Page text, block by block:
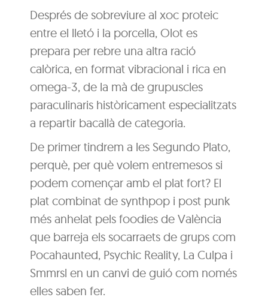
Després de sobreviure al xoc proteic
entre el lletó i la porcella, Olot es
prepara per rebre una altra ració
calòrica, en format vibracional i rica en
omega-3, de la mà de grupuscles
paraculinaris històricament especialitzats
a repartir bacallà de categoria.
De primer tindrem a les Segundo Plato,
perquè, per què volem entremesos si
podem començar amb el plat fort? El
plat combinat de synthpop i post punk
més anhelat pels foodies de València
que barreja els socarraets de grups com
Pocahaunted, Psychic Reality, La Culpa i
Smmrsl en un canvi de guió com només
elles saben fer.